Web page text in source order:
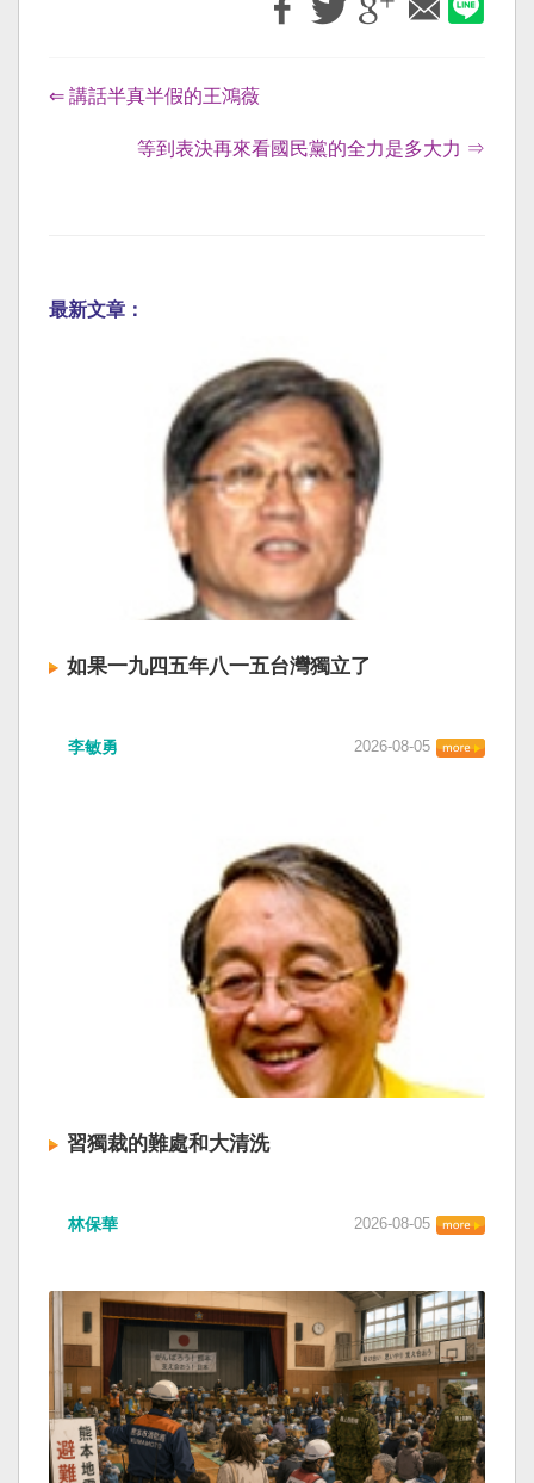
⇐ 講話半真半假的王鴻薇
等到表決再來看國民黨的全力是多大力 ⇒
最新文章：
如果一九四五年八一五台灣獨立了
李敏勇 2026-08-05
習獨裁的難處和大清洗
林保華 2026-08-05